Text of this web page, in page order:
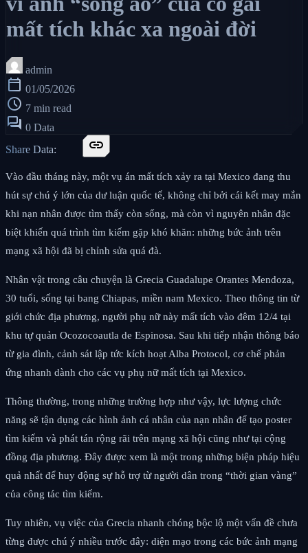
mất tích khác xa ngoài đời
admin
calendar_today 01/05/2026
schedule 7 min read
forum 0 Data
Share Data:
link
Vào đầu tháng này, một vụ án mất tích xảy ra tại Mexico đang thu
hút sự chú ý lớn của dư luận quốc tế, không chỉ bởi cái kết may mắn
khi nạn nhân được tìm thấy còn sống, mà còn vì nguyên nhân đặc
biệt khiến quá trình tìm kiếm gặp khó khăn: những bức ảnh trên
mạng xã hội đã bị chỉnh sửa quá đà.
Nhân vật trong câu chuyện là Grecia Guadalupe Orantes Mendoza,
30 tuổi, sống tại bang Chiapas, miền nam Mexico. Theo thông tin từ
giới chức địa phương, người phụ nữ này mất tích vào đêm 12/4 tại
khu tự quản Ocozocoautla de Espinosa. Sau khi tiếp nhận thông báo
từ gia đình, cảnh sát lập tức kích hoạt Alba Protocol, cơ chế phản
ứng nhanh dành cho các vụ phụ nữ mất tích tại Mexico.
Thông thường, trong những trường hợp như vậy, lực lượng chức
năng sẽ tận dụng các hình ảnh cá nhân của nạn nhân để tạo poster
tìm kiếm và phát tán rộng rãi trên mạng xã hội cũng như tại cộng
đồng địa phương. Đây được xem là một trong những biện pháp hiệu
quả nhất để huy động sự hỗ trợ từ người dân trong “thời gian vàng”
của công tác tìm kiếm.
Tuy nhiên, vụ việc của Grecia nhanh chóng bộc lộ một vấn đề chưa
từng được chú ý nhiều trước đây: diện mạo trong các bức ảnh mạng